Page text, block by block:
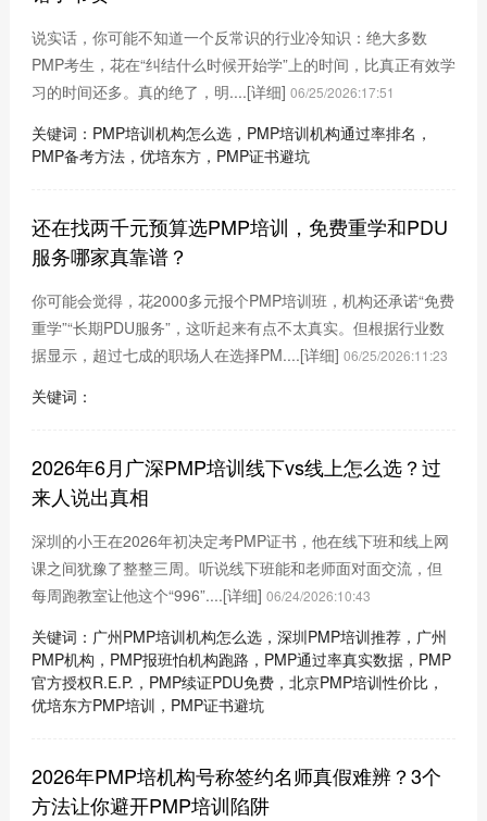
说实话，你可能不知道一个反常识的行业冷知识：绝大多数
PMP考生，花在“纠结什么时候开始学”上的时间，比真正有效学
习的时间还多。真的绝了，明....[详细] 06/25/2026:17:51
关键词：PMP培训机构怎么选，PMP培训机构通过率排名，
PMP备考方法，优培东方，PMP证书避坑
还在找两千元预算选PMP培训，免费重学和PDU
服务哪家真靠谱？
你可能会觉得，花2000多元报个PMP培训班，机构还承诺“免费
重学”“长期PDU服务”，这听起来有点不太真实。但根据行业数
据显示，超过七成的职场人在选择PM....[详细] 06/25/2026:11:23
关键词：
2026年6月广深PMP培训线下vs线上怎么选？过
来人说出真相
深圳的小王在2026年初决定考PMP证书，他在线下班和线上网
课之间犹豫了整整三周。听说线下班能和老师面对面交流，但
每周跑教室让他这个“996”....[详细] 06/24/2026:10:43
关键词：广州PMP培训机构怎么选，深圳PMP培训推荐，广州
PMP机构，PMP报班怕机构跑路，PMP通过率真实数据，PMP
官方授权R.E.P.，PMP续证PDU免费，北京PMP培训性价比，
优培东方PMP培训，PMP证书避坑
2026年PMP培机构号称签约名师真假难辨？3个
方法让你避开PMP培训陷阱